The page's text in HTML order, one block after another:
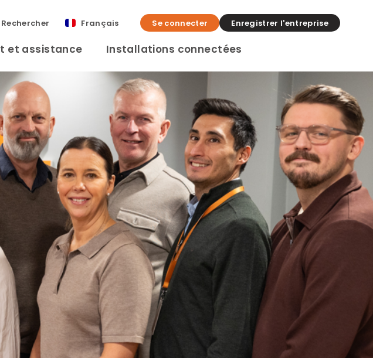
Rechercher Français Se connecter Enregistrer l'entreprise
et assistance Installations connectées